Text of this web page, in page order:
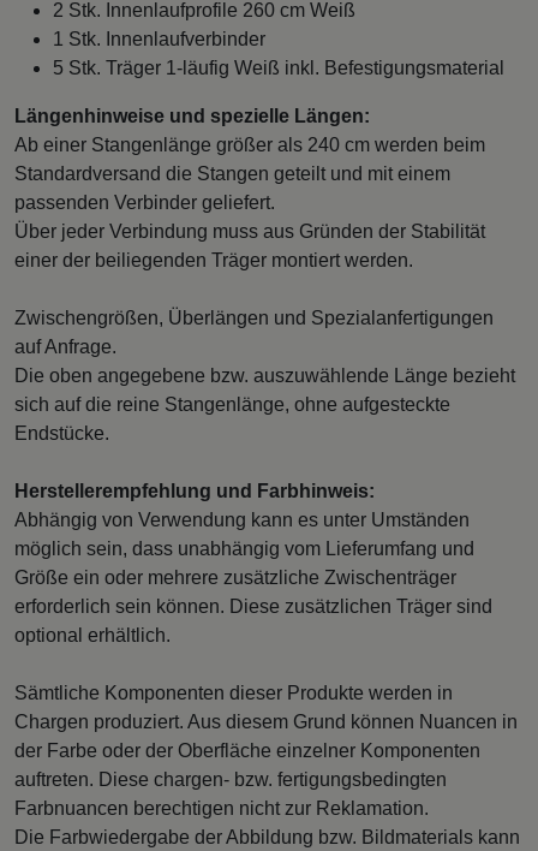
2 Stk. Innenlaufprofile 260 cm Weiß
1 Stk. Innenlaufverbinder
5 Stk. Träger 1-läufig Weiß inkl. Befestigungsmaterial
Längenhinweise und spezielle Längen:
Ab einer Stangenlänge größer als 240 cm werden beim
Standardversand die Stangen geteilt und mit einem
passenden Verbinder geliefert.
Über jeder Verbindung muss aus Gründen der Stabilität
einer der beiliegenden Träger montiert werden.
Zwischengrößen, Überlängen und Spezialanfertigungen
auf Anfrage.
Die oben angegebene bzw. auszuwählende Länge bezieht
sich auf die reine Stangenlänge, ohne aufgesteckte
Endstücke.
Herstellerempfehlung und Farbhinweis:
Abhängig von Verwendung kann es unter Umständen
möglich sein, dass unabhängig vom Lieferumfang und
Größe ein oder mehrere zusätzliche Zwischenträger
erforderlich sein können. Diese zusätzlichen Träger sind
optional erhältlich.
Sämtliche Komponenten dieser Produkte werden in
Chargen produziert. Aus diesem Grund können Nuancen in
der Farbe oder der Oberfläche einzelner Komponenten
auftreten. Diese chargen- bzw. fertigungsbedingten
Farbnuancen berechtigen nicht zur Reklamation.
Die Farbwiedergabe der Abbildung bzw. Bildmaterials kann